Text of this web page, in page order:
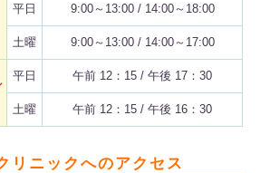
平日 9:00～13:00 / 14:00～18:00
土曜 9:00～13:00 / 14:00～17:00
平日 午前 12：15 / 午後 17：30
土曜 午前 12：15 / 午後 16：30
リニックへのアクセス